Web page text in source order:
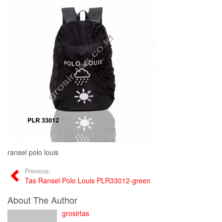
ransel polo louis
Previous:
Tas Ransel Polo Louis PLR33012-green
About The Author
grosirtas